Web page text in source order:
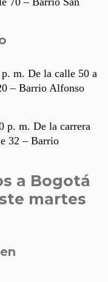
m. De la calle 50 a
– Barrio Alfonso
p. m. De la carrera
32 – Barrio
a Bogotá
martes